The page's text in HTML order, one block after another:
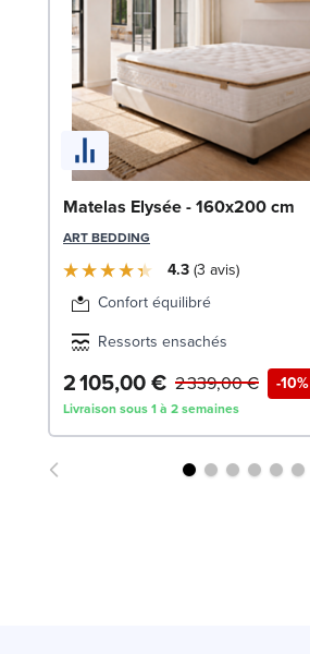
Matelas Elysée - 160x200 cm
ART BEDDING
4.3 3 avis
Confort équilibré
Ressorts ensachés
2 105,00 € -10%
2 339,00 €
Livraison sous 1 à 2 semaines